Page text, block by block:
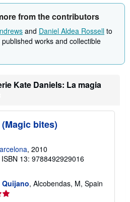
i
p
n
g
t
from the contributors
and Daniel Aldea Rossell to
works and collectible
Kate Daniels: La magia
bites)
, 2010
ISBN 13: 9788492929016
, Alcobendas, M, Spain